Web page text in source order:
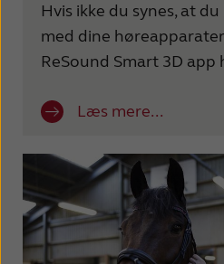
Hvis ikke du synes, at
med dine
ReSound Smart 3D
Læs mere...